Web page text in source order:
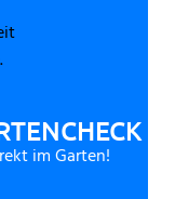
im Garten!